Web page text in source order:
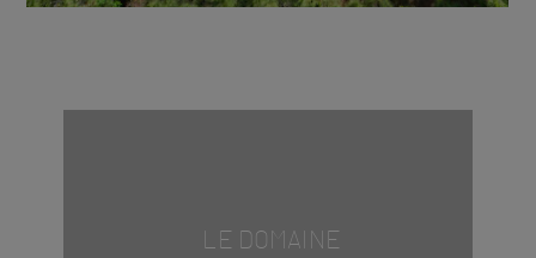
LE DOMAINE